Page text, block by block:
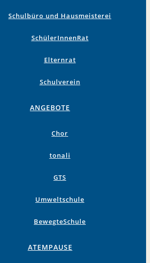
Schulbüro und Hausmeisterei
SchülerInnenRat
Elternrat
Schulverein
ANGEBOTE
Chor
tonali
GTS
Umweltschule
BewegteSchule
ATEMPAUSE